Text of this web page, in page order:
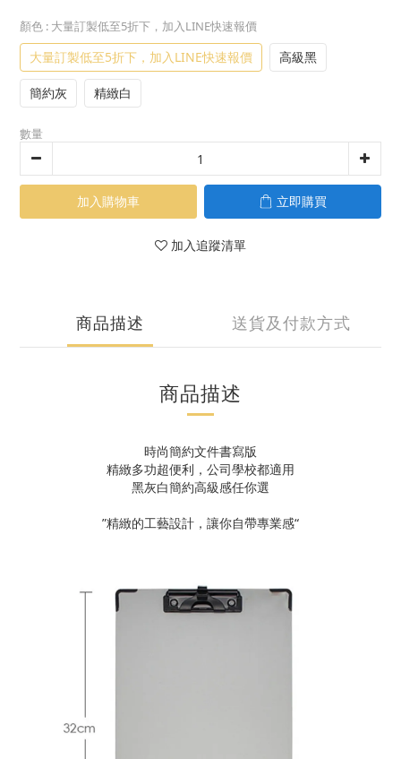
顏色 : 大量訂製低至5折下，加入LINE快速報價
大量訂製低至5折下，加入LINE快速報價 高級黑
簡約灰 精緻白
數量
加入購物車 立即購買
加入追蹤清單
商品描述 送貨及付款方式
商品描述
時尚簡約文件書寫版
精緻多功超便利，公司學校都適用
黑灰白簡約高級感任你選
”精緻的工藝設計，讓你自帶專業感“